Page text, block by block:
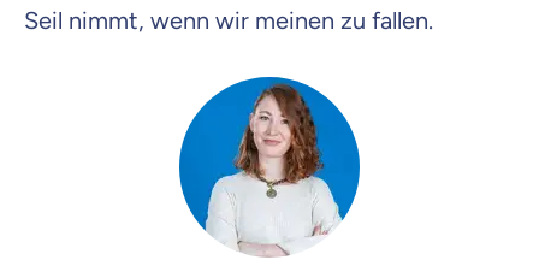
Seil nimmt, wenn wir meinen zu fallen.